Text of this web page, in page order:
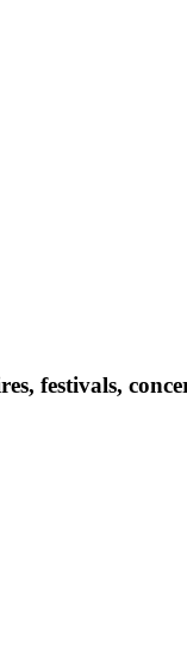
festivals,